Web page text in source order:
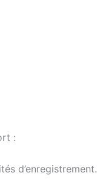
:
d’enregistrement.